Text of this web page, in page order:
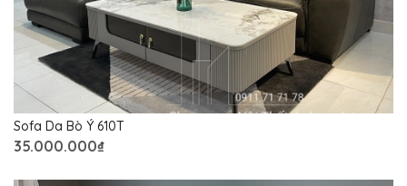
Sofa Da Bò Ý 610T
35.000.000₫